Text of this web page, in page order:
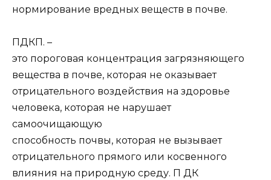
нормирование вредных веществ в почве.
ПДКП. –
это пороговая концентрация загрязняющего
вещества в почве, которая не оказывает
отрицательного воздействия на здоровье
человека, которая не нарушает
самоочищающую
способность почвы, которая не вызывает
отрицательного прямого или косвенного
влияния на природную среду. П ДК